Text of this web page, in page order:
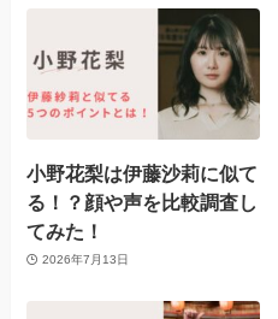
小野花梨は伊藤沙莉に似て
る！？顔や声を比較調査し
てみた！
2026年7月13日